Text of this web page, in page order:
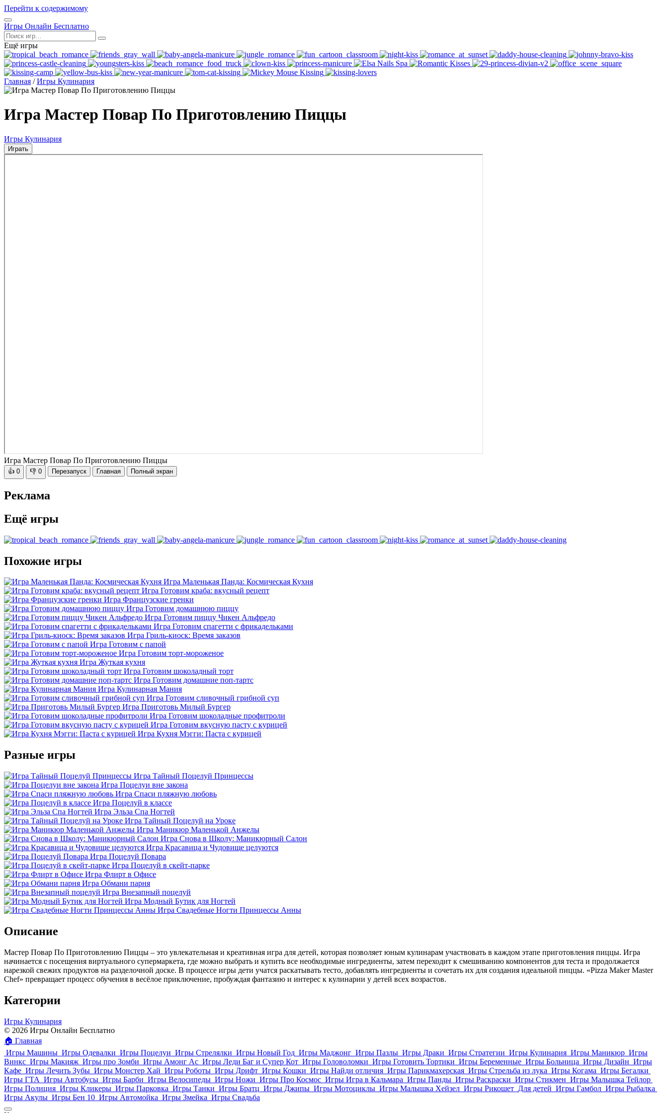
Перейти к содержимому
Открыть
меню
Игры Онлайн Бесплатно
Поиск
Ещё игры
Главная / Игры Кулинария
Игра Мастер Повар По Приготовлению Пиццы
Игры Кулинария
Играть
Игра Мастер Повар По Приготовлению Пиццы
👍 0 👎 0 Перезапуск Главная Полный экран
Реклама
Ещё игры
Похожие игры
Игра Маленькая Панда: Космическая Кухня
Игра Готовим краба: вкусный рецепт
Игра Французские гренки
Игра Готовим домашнюю пиццу
Игра Готовим пиццу Чикен Альфредо
Игра Готовим спагетти с фрикадельками
Игра Гриль-киоск: Время заказов
Игра Готовим с папой
Игра Готовим торт-мороженое
Игра Жуткая кухня
Игра Готовим шоколадный торт
Игра Готовим домашние поп-тартс
Игра Кулинарная Мания
Игра Готовим сливочный грибной суп
Игра Приготовь Милый Бургер
Игра Готовим шоколадные профитроли
Игра Готовим вкусную пасту с курицей
Игра Кухня Мэгги: Паста с курицей
Разные игры
Игра Тайный Поцелуй Принцессы
Игра Поцелуи вне закона
Игра Спаси пляжную любовь
Игра Поцелуй в классе
Игра Эльза Спа Ногтей
Игра Тайный Поцелуй на Уроке
Игра Маникюр Маленькой Анжелы
Игра Снова в Школу: Маникюрный Салон
Игра Красавица и Чудовище целуются
Игра Поцелуй Повара
Игра Поцелуй в скейт-парке
Игра Флирт в Офисе
Игра Обмани парня
Игра Внезапный поцелуй
Игра Модный Бутик для Ногтей
Игра Свадебные Ногти Принцессы Анны
Описание
Мастер Повар По Приготовлению Пиццы – это увлекательная и креативная игра для детей, которая позволяет юным кулинарам участвовать в каждом этапе приготовления пиццы. Игра
начинается с посещения виртуального супермаркета, где можно выбрать и купить все необходимые ингредиенты, затем переходит к смешиванию компонентов для теста и продолжается
нарезкой свежих продуктов на разделочной доске. В процессе игры дети учатся раскатывать тесто, добавлять ингредиенты и сочетать их для создания идеальной пиццы. «Pizza Maker Master
Chef» превращает процесс обучения в весёлое приключение, пробуждая фантазию и интерес к кулинарии у детей всех возрастов.
Категории
Игры Кулинария
© 2026 Игры Онлайн Бесплатно
🏠 Главная
Игры Машины Игры Одевалки Игры Поцелуи Игры Стрелялки Игры Новый Год Игры Маджонг Игры Пазлы Игры Драки Игры Стратегии Игры Кулинария Игры Маникюр Игры
Винкс Игры Макияж Игры про Зомби Игры Амонг Ас Игры Леди Баг и Супер Кот Игры Головоломки Игры Готовить Тортики Игры Беременные Игры Больница Игры Дизайн Игры
Кафе Игры Лечить Зубы Игры Монстер Хай Игры Роботы Игры Дрифт Игры Кошки Игры Найди отличия Игры Парикмахерская Игры Стрельба из лука Игры Когама Игры Бегалки
Игры ГТА Игры Автобусы Игры Барби Игры Велосипеды Игры Ножи Игры Про Космос Игры Игра в Кальмара Игры Панды Игры Раскраски Игры Стикмен Игры Малышка Тейлор
Игры Полиция Игры Кликеры Игры Парковка Игры Танки Игры Братц Игры Джипы Игры Мотоциклы Игры Малышка Хейзел Игры Рикошет Для детей Игры Гамбол Игры Рыбалка
Игры Акулы Игры Бен 10 Игры Автомойка Игры Змейка Игры Свадьба